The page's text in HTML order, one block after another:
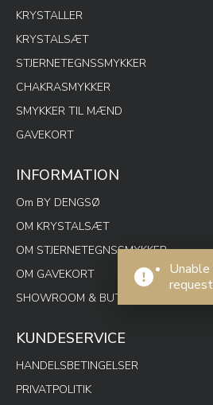
KRYSTALLER
KRYSTALSÆT
STJERNETEGNSSMYKKER
CHAKRASMYKKER
SMYKKER TIL MÆND
GAVEKORT
INFORMATION
Om BY DENGSØ
OM KRYSTALSÆT
OM STJERNETEGNSSMYKKER
OM GAVEKORT
SHOWROOM & BUTIK SPOTON
KUNDESERVICE
HANDELSBETINGELSER
PRIVATPOLITIK